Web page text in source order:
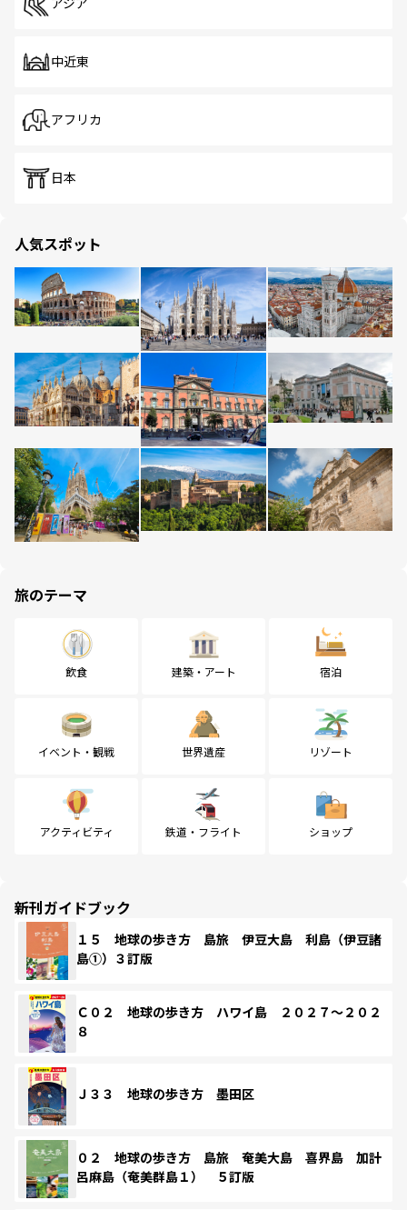
アジア
中近東
アフリカ
日本
人気スポット
旅のテーマ
飲食 建築・アート 宿泊
イベント・観戦 世界遺産 リゾート
アクティビティ 鉄道・フライト ショップ
新刊ガイドブック
１５ 地球の歩き方 島旅 伊豆大島 利島（伊豆諸
島①）３訂版
Ｃ０２ 地球の歩き方 ハワイ島 ２０２７～２０２
８
Ｊ３３ 地球の歩き方 墨田区
０２ 地球の歩き方 島旅 奄美大島 喜界島 加計
呂麻島（奄美群島１） ５訂版